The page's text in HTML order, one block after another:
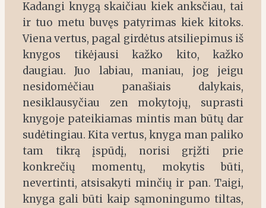
Kadangi knygą skaičiau kiek anksčiau, tai
ir tuo metu buvęs patyrimas kiek kitoks.
Viena vertus, pagal girdėtus atsiliepimus iš
knygos tikėjausi kažko kito, kažko
daugiau. Juo labiau, maniau, jog jeigu
nesidomėčiau panašiais dalykais,
nesiklausyčiau zen mokytojų, suprasti
knygoje pateikiamas mintis man būtų dar
sudėtingiau. Kita vertus, knyga man paliko
tam tikrą įspūdį, norisi grįžti prie
konkrečių momentų, mokytis būti,
nevertinti, atsisakyti minčių ir pan. Taigi,
knyga gali būti kaip sąmoningumo tiltas,